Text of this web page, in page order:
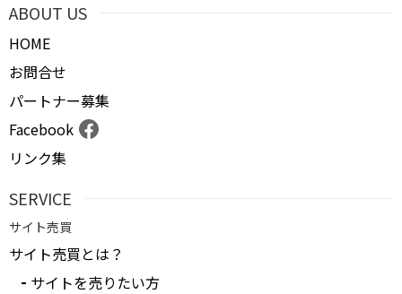
フリーワード
業界・業種
ABOUT US
HOME
お問合せ
パートナー募集
Facebook
リンク集
SERVICE
サイト売買
サイト売買とは？
サイトを売りたい方